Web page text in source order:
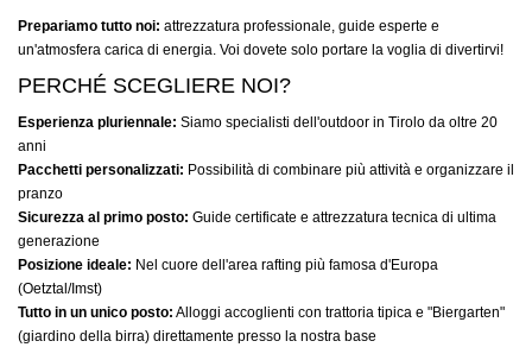
Prepariamo tutto noi: attrezzatura professionale, guide esperte e
un'atmosfera carica di energia. Voi dovete solo portare la voglia di divertirvi!
PERCHÉ SCEGLIERE NOI?
Esperienza pluriennale: Siamo specialisti dell'outdoor in Tirolo da oltre 20
anni
Pacchetti personalizzati: Possibilità di combinare più attività e organizzare il
pranzo
Sicurezza al primo posto: Guide certificate e attrezzatura tecnica di ultima
generazione
Posizione ideale: Nel cuore dell'area rafting più famosa d'Europa
(Oetztal/Imst)
Tutto in un unico posto: Alloggi accoglienti con trattoria tipica e "Biergarten"
(giardino della birra) direttamente presso la nostra base